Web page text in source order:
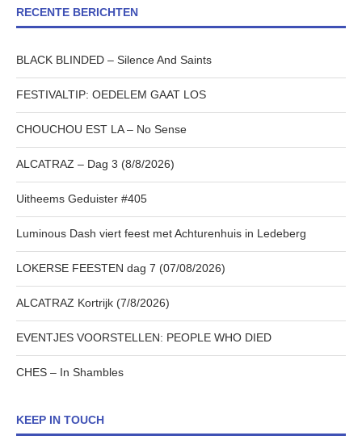
RECENTE BERICHTEN
BLACK BLINDED – Silence And Saints
FESTIVALTIP: OEDELEM GAAT LOS
CHOUCHOU EST LA – No Sense
ALCATRAZ – Dag 3 (8/8/2026)
Uitheems Geduister #405
Luminous Dash viert feest met Achturenhuis in Ledeberg
LOKERSE FEESTEN dag 7 (07/08/2026)
ALCATRAZ Kortrijk (7/8/2026)
EVENTJES VOORSTELLEN: PEOPLE WHO DIED
CHES – In Shambles
KEEP IN TOUCH